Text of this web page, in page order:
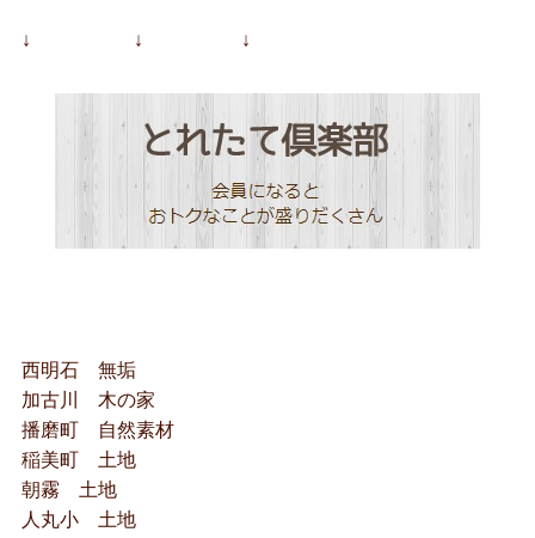
↓ ↓ ↓
西明石 無垢
加古川 木の家
播磨町 自然素材
稲美町 土地
朝霧 土地
人丸小 土地